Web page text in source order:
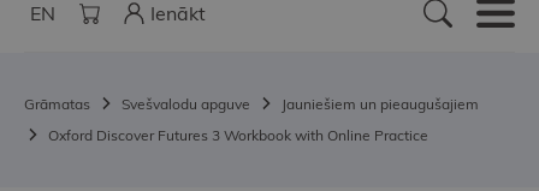
EN Ienākt
Grāmatas Svešvalodu apguve
Jauniešiem un pieaugušajiem
Oxford Discover Futures 3 Workbook with Online Practice